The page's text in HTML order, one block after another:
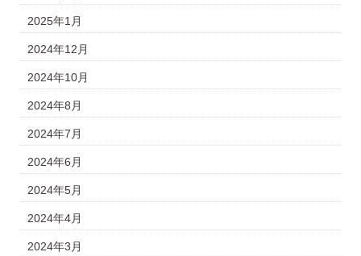
2025年1月
2024年12月
2024年10月
2024年8月
2024年7月
2024年6月
2024年5月
2024年4月
2024年3月